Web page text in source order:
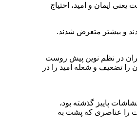
ایمان و امید، احتیاج
و بیشتر متعرض شدند.
در نظم نوین پیش روست
را تضعیف و شعله امید را در
پاییز گذشته بود،
را عناصری که پشت به